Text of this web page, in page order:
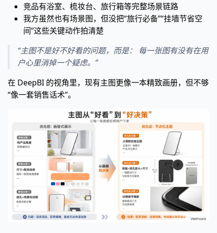
竞品有浴室、梳妆台、旅行箱等完整场景链路
我方虽然也有场景图，但没把“旅行必备”“挂墙节省空
间”这些关键动作拍清楚
“主图不是好不好看的问题，而是： 每一张图有没有在用
户心里消掉一个疑虑。”
在 DeepBI 的视角里，现有主图更像一本精致画册，但不够
“像一套销售话术”。